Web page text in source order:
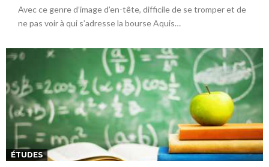
Avec ce genre d’image d’en-tête, difficile de se tromper et de
ne pas voir à qui s’adresse la bourse Aquis…
ÉTUDES